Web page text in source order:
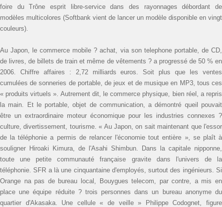
foire du Trône esprit libre-service dans des rayonnages débordant de
modèles multicolores (Softbank vient de lancer un modèle disponible en vingt
couleurs).
Au Japon, le commerce mobile ? achat, via son telephone portable, de CD,
de livres, de billets de train et même de vêtements ? a progressé de 50 % en
2006. Chiffre affaires : 2,72 milliards euros. Soit plus que les ventes
cumulées de sonneries de portable, de jeux et de musique en MP3, tous ces
« produits virtuels ». Autrement dit, le commerce physique, bien réel, a repris
la main. Et le portable, objet de communication, a démontré queil pouvait
être un extra­ordinaire moteur économique pour les industries connexes ?
culture, divertissement, tourisme. « Au Japon, on sait maintenant que l'essor
de la téléphonie a permis de relancer l'économie tout entière », se plaît à
souligner Hiroaki Kimura, de l'Asahi Shimbun. Dans la capitale nipponne,
toute une petite communauté française gravite dans l'univers de la
téléphonie. SFR a là une cinquantaine d'employés, surtout des ingénieurs. Si
Orange na pas de bureau local, Bouygues telecom, par contre, a mis en
place une équipe réduite ? trois personnes dans un bureau anonyme du
quartier d'Akasaka. Une cellule « de veille » Philippe Codognet, figure